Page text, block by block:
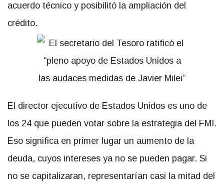
acuerdo técnico y posibilitó la ampliación del
crédito.
El director ejecutivo de Estados Unidos es uno de
los 24 que pueden votar sobre la estrategia del FMI.
Eso significa en primer lugar un aumento de la
deuda, cuyos intereses ya no se pueden pagar. Si
no se capitalizaran, representarían casi la mitad del